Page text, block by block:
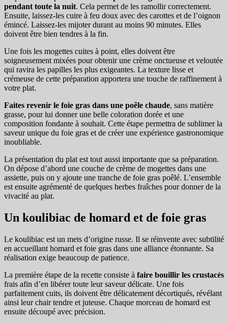
pendant toute la nuit. Cela permet de les ramollir correctement.
Ensuite, laissez-les cuire à feu doux avec des carottes et de l’oignon
émincé. Laissez-les mijoter durant au moins 90 minutes. Elles
doivent être bien tendres à la fin.
Une fois les mogettes cuites à point, elles doivent être
soigneusement mixées pour obtenir une crème onctueuse et veloutée
qui ravira les papilles les plus exigeantes. La texture lisse et
crémeuse de cette préparation apportera une touche de raffinement à
votre plat.
Faites revenir le foie gras dans une poêle chaude, sans matière
grasse, pour lui donner une belle coloration dorée et une
composition fondante à souhait. Cette étape permettra de sublimer la
saveur unique du foie gras et de créer une expérience gastronomique
inoubliable.
La présentation du plat est tout aussi importante que sa préparation.
On dépose d’abord une couche de crème de mogettes dans une
assiette, puis on y ajoute une tranche de foie gras poêlé. L’ensemble
est ensuite agrémenté de quelques herbes fraîches pour donner de la
vivacité au plat.
Un koulibiac de homard et de foie gras
Le koulibiac est un mets d’origine russe. Il se réinvente avec subtilité
en accueillant homard et foie gras dans une alliance étonnante. Sa
réalisation exige beaucoup de patience.
La première étape de la recette consiste à faire bouillir les crustacés
frais afin d’en libérer toute leur saveur délicate. Une fois
parfaitement cuits, ils doivent être délicatement décortiqués, révélant
ainsi leur chair tendre et juteuse. Chaque morceau de homard est
ensuite découpé avec précision.